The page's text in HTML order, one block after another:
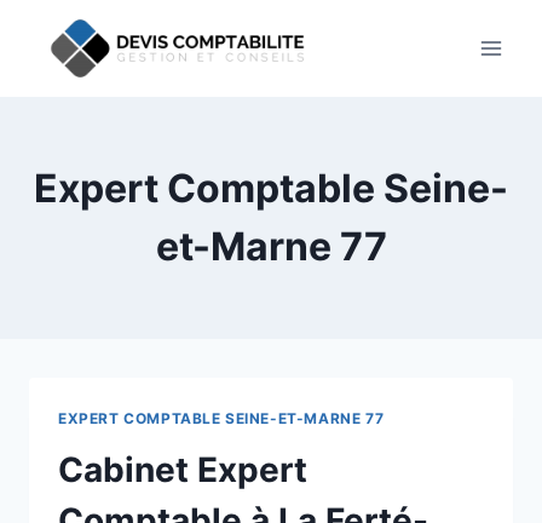
contenu
Expert Comptable Seine-
et-Marne 77
EXPERT COMPTABLE SEINE-ET-MARNE 77
Cabinet Expert